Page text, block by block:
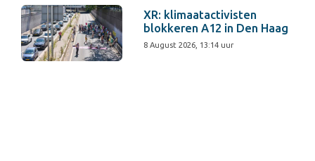
XR: klimaatactivisten
blokkeren A12 in Den Haag
8 August 2026, 13:14 uur